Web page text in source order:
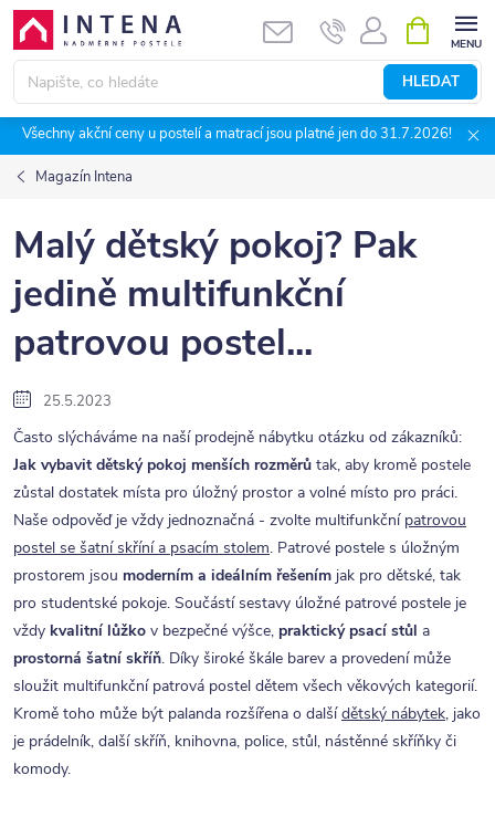
Přejít
obsah
HLEDAT
NÁKUPNÍ
KOŠÍK
Všechny akční ceny u postelí a matrací jsou platné jen do 31.7.2026!
Magazín Intena
Malý dětský pokoj? Pak
jedině multifunkční
patrovou postel...
25.5.2023
Často slýcháváme na naší prodejně nábytku otázku od zákazníků:
Jak vybavit dětský pokoj menších rozměrů tak, aby kromě postele
zůstal dostatek místa pro úložný prostor a volné místo pro práci.
Naše odpověď je vždy jednoznačná - zvolte multifunkční patrovou
postel se šatní skříní a psacím stolem. Patrové postele s úložným
prostorem jsou moderním a ideálním řešením jak pro dětské, tak
pro studentské pokoje. Součástí sestavy úložné patrové postele je
vždy kvalitní lůžko v bezpečné výšce, praktický psací stůl a
prostorná šatní skříň. Díky široké škále barev a provedení může
sloužit multifunkční patrová postel dětem všech věkových kategorií.
Kromě toho může být palanda rozšířena o dalšídětský nábytek, jako
je prádelník, další skříň, knihovna, police, stůl, nástěnné skříňky či
komody.